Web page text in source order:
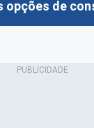
opções de